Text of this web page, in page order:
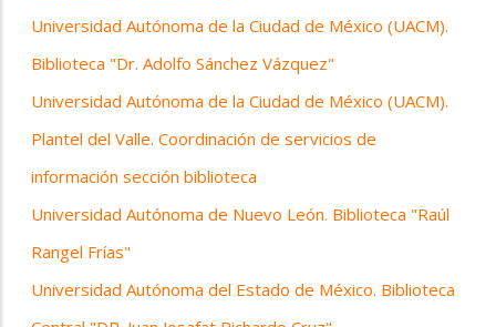
Universidad Autónoma de la Ciudad de México (UACM).
Biblioteca "Dr. Adolfo Sánchez Vázquez"
Universidad Autónoma de la Ciudad de México (UACM).
Plantel del Valle. Coordinación de servicios de
información sección biblioteca
Universidad Autónoma de Nuevo León. Biblioteca "Raúl
Rangel Frías"
Universidad Autónoma del Estado de México. Biblioteca